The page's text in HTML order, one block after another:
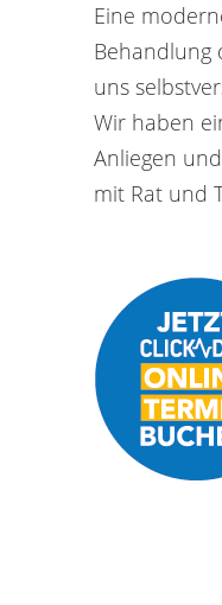
Eine
Behandlung
uns
Wir haben
Anliegen
mit Rat und